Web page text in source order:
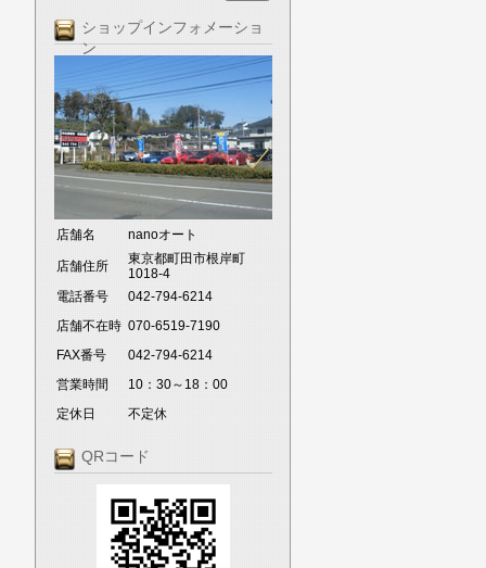
ショップインフォメーショ
ン
店舗名 nanoオート
店舗住所
東京都町田市根岸町
1018-4
電話番号
042-794-6214
店舗不在時 070-6519-7190
FAX番号
042-794-6214
営業時間
10：30～18：00
定休日
不定休
QRコード